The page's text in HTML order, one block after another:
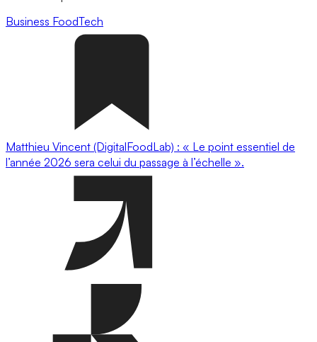
Business FoodTech
Matthieu Vincent (DigitalFoodLab) : « Le point essentiel de
l’année 2026 sera celui du passage à l’échelle ».